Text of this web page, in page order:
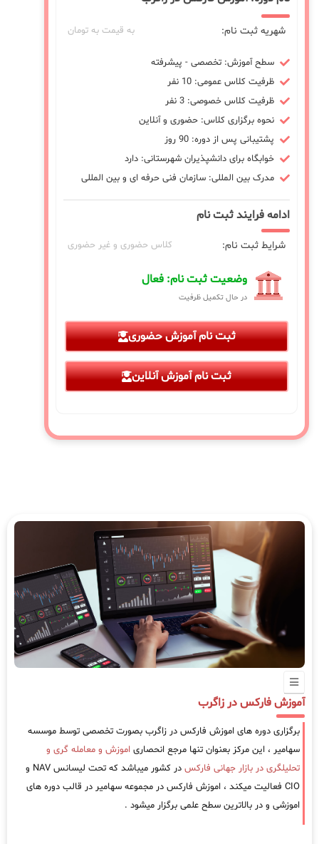
شهریه ثبت نام: به قیمت به تومان
سطح آموزش: تخصصی - پیشرفته
ظرفیت کلاس عمومی: 10 نفر
ظرفیت کلاس خصوصی: 3 نفر
نحوه برگزاری کلاس: حضوری و آنلاین
پشتیبانی پس از دوره: 90 روز
خوابگاه برای دانشپذیران شهرستانی: دارد
مدرک بین المللی: سازمان فنی حرفه ای و بین المللی
ادامه فرایند ثبت نام
شرایط ثبت نام: کلاس حضوری و غیر حضوری
وضعیت ثبت نام: فعال
در حال تکمیل ظرفیت
ثبت نام آموزش حضوری
ثبت نام آموزش آنلاین
آموزش فارکس در زاگرب
برگزاری دوره های اموزش فارکس در زاگرب بصورت تخصصی توسط موسسه
سهامیر ، این مرکز بعنوان تنها مرجع انحصاری اموزش و معامله گری و
تحلیلگری در بازار جهانی فارکس
در کشور میباشد که تحت لیسانس NAV و
CIO فعالیت میکند ، اموزش فارکس در مجموعه سهامیر در قالب دوره های
اموزشی و در بالاترین سطح علمی برگزار میشود .